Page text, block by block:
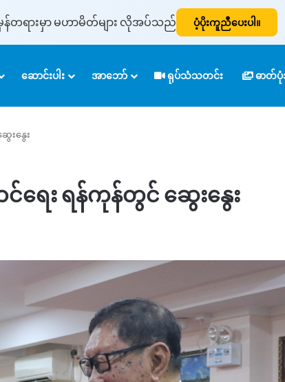
တရားမှာ မဟာမိတ်များ လိုအပ်သည် ပံ့ပိုးကူညီပေးပါ။
ဆောင်းပါး အာဘော် ရုပ်သံသတင်း ဓာတ်
းနွေး
ရေး ရန်ကုန်တွင် ဆွေးနွေး